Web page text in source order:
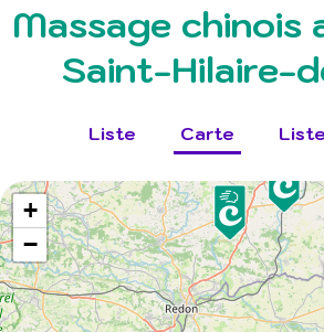
Massage chinois
Saint-Hilaire-
Liste Carte
+
−